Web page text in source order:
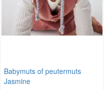
Babymuts of peutermuts
Jasmine